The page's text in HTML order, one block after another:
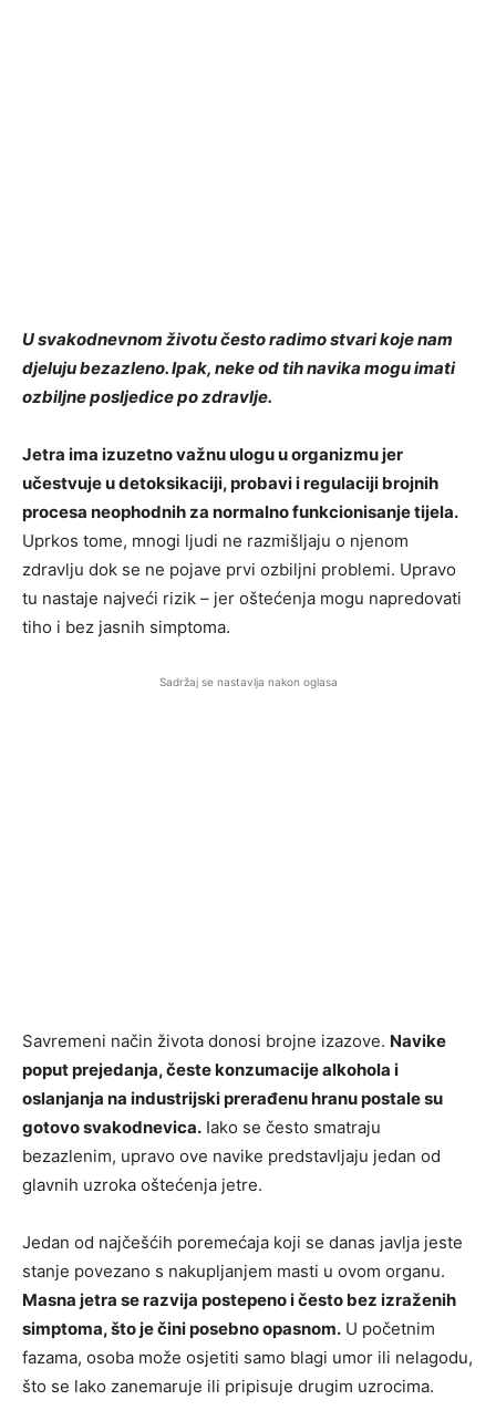
U svakodnevnom životu često radimo stvari koje nam
djeluju bezazleno. Ipak, neke od tih navika mogu imati
ozbiljne posljedice po zdravlje.
Jetra ima izuzetno važnu ulogu u organizmu jer
učestvuje u detoksikaciji, probavi i regulaciji brojnih
procesa neophodnih za normalno funkcionisanje tijela.
Uprkos tome, mnogi ljudi ne razmišljaju o njenom
zdravlju dok se ne pojave prvi ozbiljni problemi. Upravo
tu nastaje najveći rizik – jer oštećenja mogu napredovati
tiho i bez jasnih simptoma.
Sadržaj se nastavlja nakon oglasa
Savremeni način života donosi brojne izazove. Navike
poput prejedanja, česte konzumacije alkohola i
oslanjanja na industrijski prerađenu hranu postale su
gotovo svakodnevica. Iako se često smatraju
bezazlenim, upravo ove navike predstavljaju jedan od
glavnih uzroka oštećenja jetre.
Jedan od najčešćih poremećaja koji se danas javlja jeste
stanje povezano s nakupljanjem masti u ovom organu.
Masna jetra se razvija postepeno i često bez izraženih
simptoma, što je čini posebno opasnom. U početnim
fazama, osoba može osjetiti samo blagi umor ili nelagodu,
što se lako zanemaruje ili pripisuje drugim uzrocima.